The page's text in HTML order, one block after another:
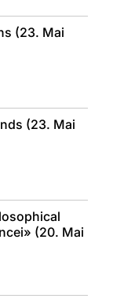
(23. Mai
(23. Mai
(20. Mai